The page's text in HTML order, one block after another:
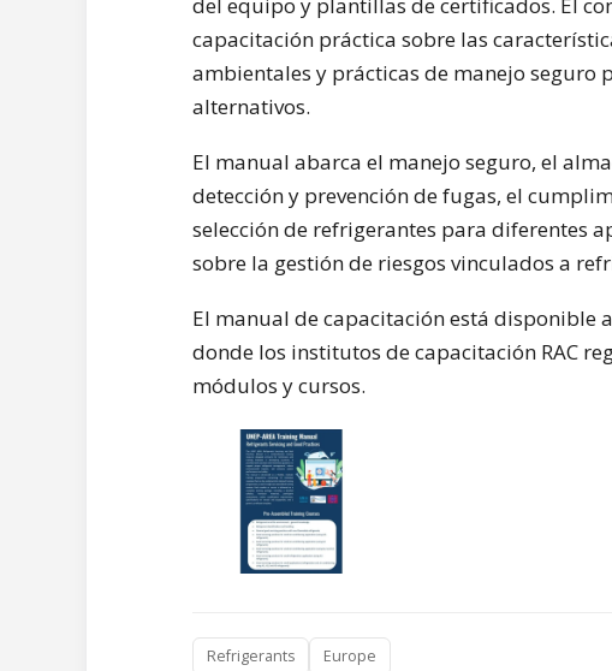
del equipo y plantillas de certificados. El
capacitación práctica sobre las
ambientales y prácticas de manejo seguro
alternativos.
El manual abarca el manejo seguro, el
detección y prevención de fugas, el
selección de refrigerantes para diferentes
sobre la gestión de riesgos vinculados a
El manual de capacitación está disponible
donde los institutos de capacitación RAC
módulos y cursos.
Refrigerants Europe